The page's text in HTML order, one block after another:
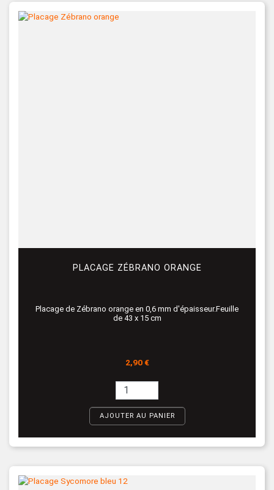
PLACAGE ZÉBRANO ORANGE
Placage de Zébrano orange en 0,6 mm d'épaisseur.Feuille
de 43 x 15 cm
Prix
2,90 €
AJOUTER AU PANIER